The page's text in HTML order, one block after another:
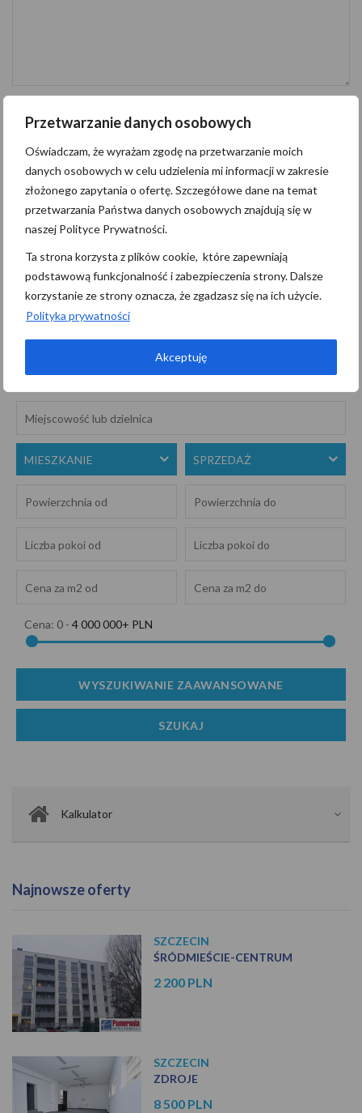
Przetwarzanie danych osobowych
Oświadczam, że wyrażam zgodę na przetwarzanie moich
danych osobowych w celu udzielenia mi informacji w zakresie
złożonego zapytania o ofertę. Szczegółowe dane na temat
przetwarzania Państwa danych osobowych znajdują się w
naszej Polityce Prywatności.
Ta strona korzysta z plików cookie, które zapewniają
podstawową funkcjonalność i zabezpieczenia strony. Dalsze
korzystanie ze strony oznacza, że zgadzasz się na ich użycie.
Polityka prywatności
Akceptuję
osobowych w celu udzielenia mi informacji w zakresie złożonego zapytania o
ofertę. Szczegółowe dane na temat przetwarzania Państwa danych osobowych
znajdują siętutaj.
Wyślij wiadomość
siedzibą przy M.Niedziałkowskiego 21/101, 71-410 Szczecin
(“Administrator”), z którym można się skontaktować przez adres
biuro@pomerania.szczecin.pl…
czytaj więcej
MIESZKANIE SPRZEDAŻ
Cena: 0 - 4 000 000+ PLN
Kalkulator
Najnowsze oferty
SZCZECIN
ŚRÓDMIEŚCIE-CENTRUM
2 200 PLN
SZCZECIN
ZDROJE
8 500 PLN